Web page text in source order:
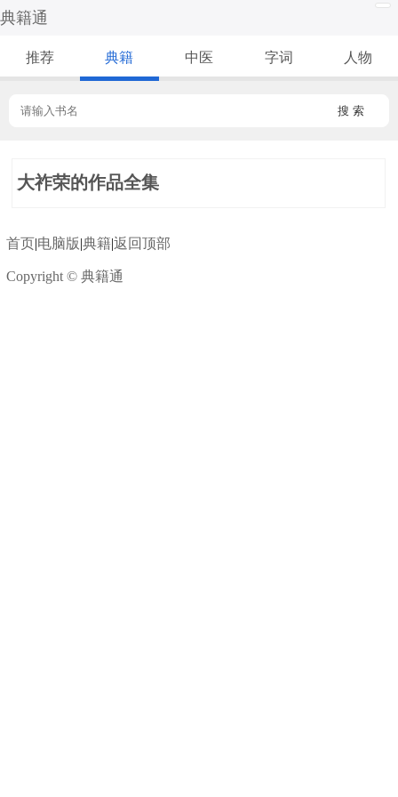
典籍通
推荐 典籍 中医 字词 人物
搜 索
大祚荣的作品全集
首页|电脑版|典籍|返回顶部
Copyright © 典籍通